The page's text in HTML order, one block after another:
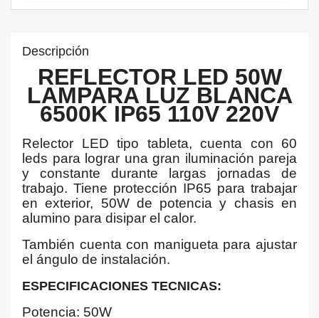
Descripción
REFLECTOR LED 50W
LAMPARA LUZ BLANCA
6500K IP65 110V 220V
Relector LED tipo tableta, cuenta con 60
leds para lograr una gran iluminación pareja
y constante durante largas jornadas de
trabajo. Tiene protección IP65 para trabajar
en exterior, 50W de potencia y chasis en
alumino para disipar el calor.
También cuenta con manigueta para ajustar
el ángulo de instalación.
ESPECIFICACIONES TECNICAS:
Potencia: 50W